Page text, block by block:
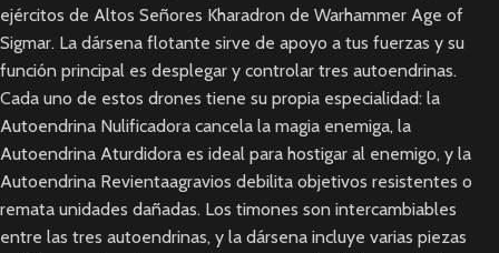
ejércitos de Altos Señores Kharadron de Warhammer Age of
Sigmar. La dársena flotante sirve de apoyo a tus fuerzas y su
función principal es desplegar y controlar tres autoendrinas.
Cada uno de estos drones tiene su propia especialidad: la
Autoendrina Nulificadora cancela la magia enemiga, la
Autoendrina Aturdidora es ideal para hostigar al enemigo, y la
Autoendrina Revientaagravios debilita objetivos resistentes o
remata unidades dañadas. Los timones son intercambiables
entre las tres autoendrinas, y la dársena incluye varias piezas